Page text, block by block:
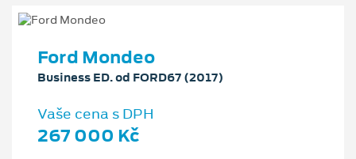
Ford Mondeo
Business ED. od FORD67 (2017)
Vaše cena s DPH
267 000 Kč